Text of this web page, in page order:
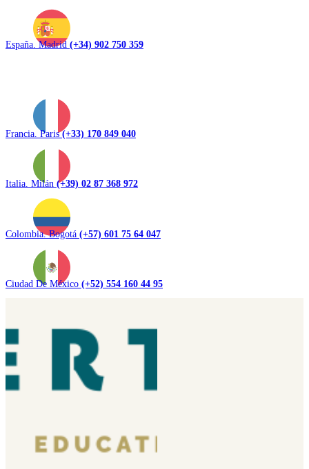
España. Madrid (+34) 902 750 359
Francia. Paris(+33) 170 849 040
Italia. Milán (+39) 02 87 368 972
Colombia. Bogotá (+57) 601 75 64 047
Ciudad De México (+52) 554 160 44 95